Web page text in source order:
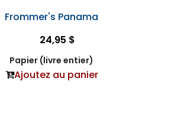
Frommer's Panama
24,95 $
Papier (livre entier)
Ajoutez au panier